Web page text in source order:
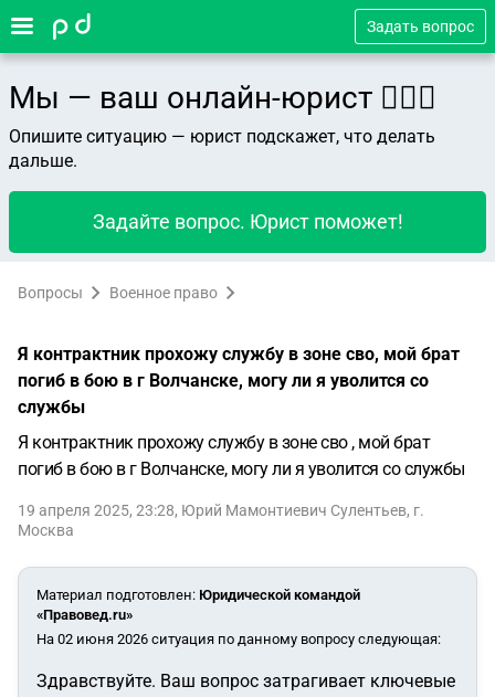
Задать вопрос
Мы — ваш онлайн-юрист 👨🏻‍⚖️
Опишите ситуацию — юрист подскажет, что делать
дальше.
Задайте вопрос. Юрист поможет!
Вопросы Военное право
Я контрактник прохожу службу в зоне сво, мой брат
погиб в бою в г Волчанске, могу ли я уволится со
службы
Я контрактник прохожу службу в зоне сво , мой брат
погиб в бою в г Волчанске, могу ли я уволится со службы
19 апреля 2025, 23:28, Юрий Мамонтиевич Сулентьев, г.
Москва
Материал подготовлен: Юридической командой
«Правовед.ru»
На 02 июня 2026 ситуация по данному вопросу следующая:
Здравствуйте. Ваш вопрос затрагивает ключевые